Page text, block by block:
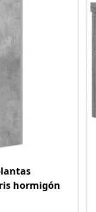
hormigón